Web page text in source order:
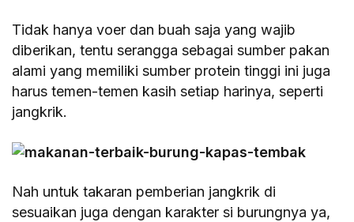
Tidak hanya voer dan buah saja yang wajib
diberikan, tentu serangga sebagai sumber pakan
alami yang memiliki sumber protein tinggi ini juga
harus temen-temen kasih setiap harinya, seperti
jangkrik.
Nah untuk takaran pemberian jangkrik di
sesuaikan juga dengan karakter si burungnya ya,